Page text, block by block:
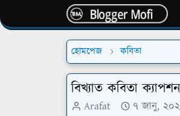
হোমপেজ কবিতা
বিখ্যাত কবিতা
Arafat ৭ জানু,